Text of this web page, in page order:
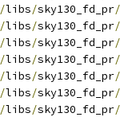
/libs/sky130_fd_pr/
/libs/sky130_fd_pr/
/libs/sky130_fd_pr/
/libs/sky130_fd_pr/
/libs/sky130_fd_pr/
/libs/sky130_fd_pr/
/libs/sky130_fd_pr/